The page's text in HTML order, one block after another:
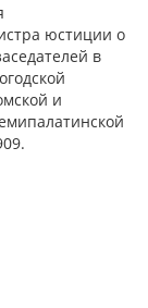
юстиции о
в
и